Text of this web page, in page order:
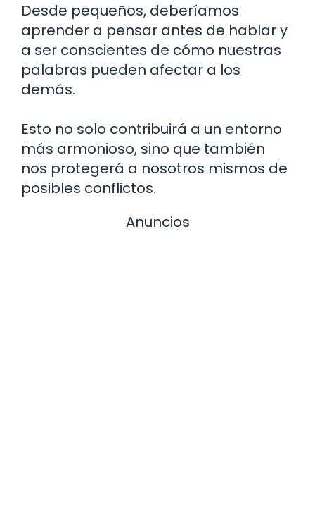
Desde pequeños, deberíamos
aprender a pensar antes de hablar y
a ser conscientes de cómo nuestras
palabras pueden afectar a los
demás.
Esto no solo contribuirá a un entorno
más armonioso, sino que también
nos protegerá a nosotros mismos de
posibles conflictos.
Anuncios